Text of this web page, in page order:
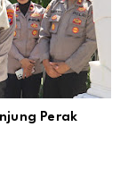
Perak